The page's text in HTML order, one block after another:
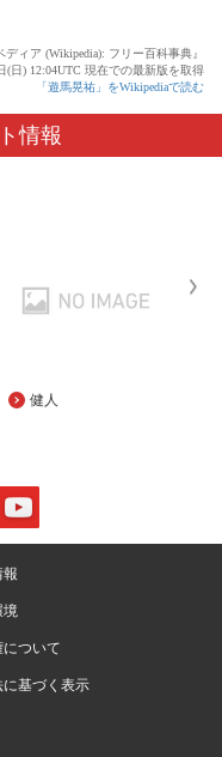
ディア (Wikipedia): フリー百科事典』
(日) 12:04UTC 現在での最新版を取得
「遊馬晃祐」をWikipediaで読む
情報
健人
報
境
ついて
に基づく表示